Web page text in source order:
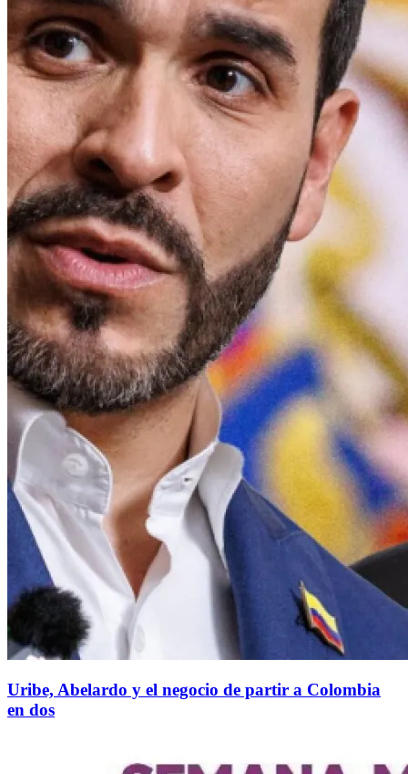
Uribe, Abelardo y el negocio de partir a Colombia
en dos